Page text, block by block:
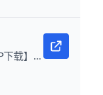
APP下载点右下角【APP下载】联系客服 每日更新可用链接 每日保底獎池10,000美金